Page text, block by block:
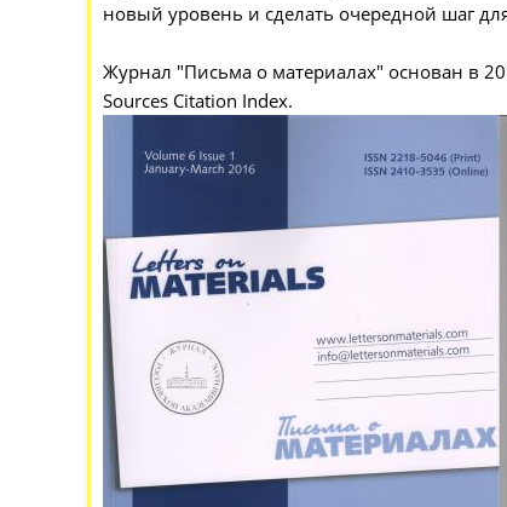
новый уровень и сделать очередной шаг
Журнал "Письма о материалах" основан в
Sources Citation Index.